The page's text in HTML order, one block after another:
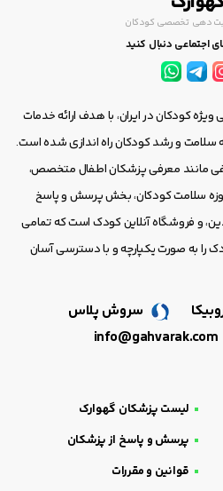
دهی تخصصی کودکان
اجتماعی دنبال کنید
کودکان در ایران، با هدف ارائه خدمات
سلامت و رشد کودکان راه اندازی شده است.
مانند معرفی پزشکان اطفال متخصص،
سلامت کودکان، بخش پرسش و پاسخ
و فروشگاه آنلاین کودک است که تمامی
را به صورت یکپارچه و با دسترسی آسان
سروش پلاس
لیست پزشکان گهوارک
پرسش و پاسخ از پزشکان
قوانین و مقررات